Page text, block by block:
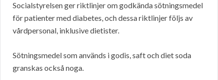
Socialstyrelsen ger riktlinjer om godkända sötningsmedel
för patienter med diabetes, och dessa riktlinjer följs av
vårdpersonal, inklusive dietister.
Sötningsmedel som används i godis, saft och diet soda
granskas också noga.